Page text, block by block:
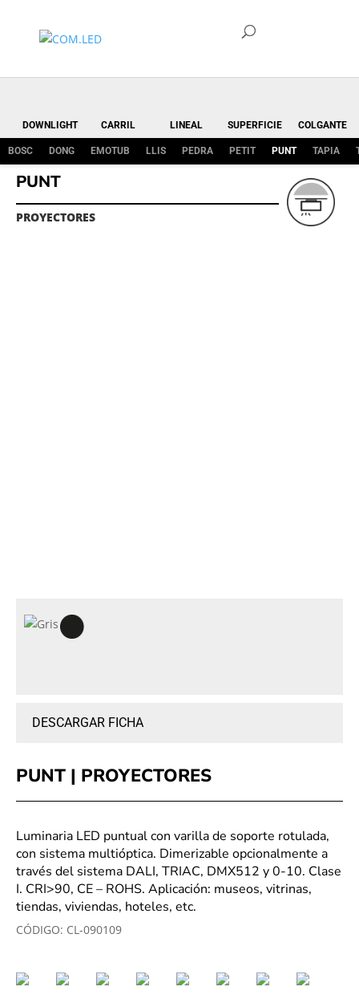
DOWNLIGHT CARRIL LINEAL SUPERFICIE COLGANTE
BOSC DONG EMOTUB LLIS PEDRA PETIT PUNT TAPIA
PUNT
PROYECTORES
DESCARGAR FICHA
PUNT | PROYECTORES
Luminaria LED puntual con varilla de soporte rotulada,
con sistema multióptica. Dimerizable opcionalmente a
través del sistema DALI, TRIAC, DMX512 y 0-10. Clase
I. CRI>90, CE – ROHS. Aplicación: museos, vitrinas,
tiendas, viviendas, hoteles, etc.
CÓDIGO: CL-090109